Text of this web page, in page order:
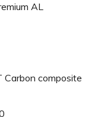
AL
Carbon composite